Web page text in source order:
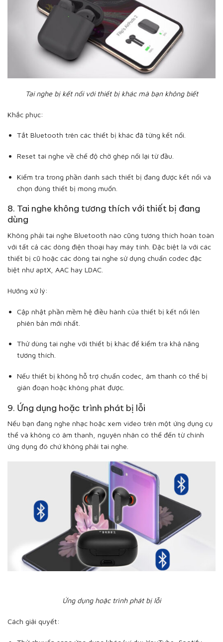
Tai nghe bị kết nối với thiết bị khác mà bạn không biết
Khắc phục:
Tắt Bluetooth trên các thiết bị khác đã từng kết nối.
Reset tai nghe về chế độ chờ ghép nối lại từ đầu.
Kiểm tra trong phần danh sách thiết bị đang được kết nối và
chọn đúng thiết bị mong muốn.
8. Tai nghe không tương thích với thiết bị đang
dùng
Không phải tai nghe Bluetooth nào cũng tương thích hoàn toàn
với tất cả các dòng điện thoại hay máy tính. Đặc biệt là với các
thiết bị cũ hoặc các dòng tai nghe sử dụng chuẩn codec đặc
biệt như aptX, AAC hay LDAC.
Hướng xử lý:
Cập nhật phần mềm hệ điều hành của thiết bị kết nối lên
phiên bản mới nhất.
Thử dùng tai nghe với thiết bị khác để kiểm tra khả năng
tương thích.
Nếu thiết bị không hỗ trợ chuẩn codec, âm thanh có thể bị
gián đoạn hoặc không phát được.
9. Ứng dụng hoặc trình phát bị lỗi
Nếu bạn đang nghe nhạc hoặc xem video trên một ứng dụng cụ
thể và không có âm thanh, nguyên nhân có thể đến từ chính
ứng dụng đó chứ không phải tai nghe.
Ứng dụng hoặc trình phát bị lỗi
Cách giải quyết: